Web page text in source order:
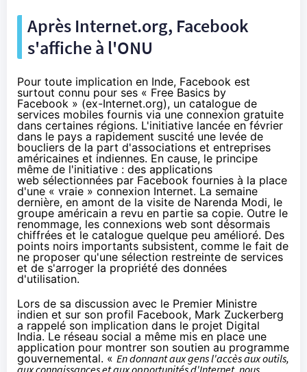
Après Internet.org, Facebook
s'affiche à l'ONU
Pour toute implication en Inde, Facebook est
surtout connu pour ses « Free Basics by
Facebook » (ex-Internet.org), un catalogue de
services mobiles fournis via une connexion gratuite
dans certaines régions. L'initiative lancée en février
dans le pays a rapidement suscité une levée de
boucliers de la part d'associations et entreprises
américaines et indiennes. En cause, le principe
même de l'initiative : des applications
web sélectionnées par Facebook fournies à la place
d'une « vraie » connexion Internet. La semaine
dernière, en amont de la visite de Narenda Modi, le
groupe américain a revu en partie sa copie. Outre le
renommage, les connexions web sont désormais
chiffrées et le catalogue quelque peu amélioré. Des
points noirs importants subsistent, comme le fait de
ne proposer qu'une sélection restreinte de services
et de s'arroger la propriété des données
d'utilisation.
Lors de sa discussion avec le Premier Ministre
indien et sur son profil Facebook, Mark Zuckerberg
a rappelé son implication dans le projet Digital
India. Le réseau social a même mis en place une
application pour montrer son soutien au programme
gouvernemental. « En donnant aux gens l'accès aux outils,
aux connaissances et aux opportunités d'Internet, nous